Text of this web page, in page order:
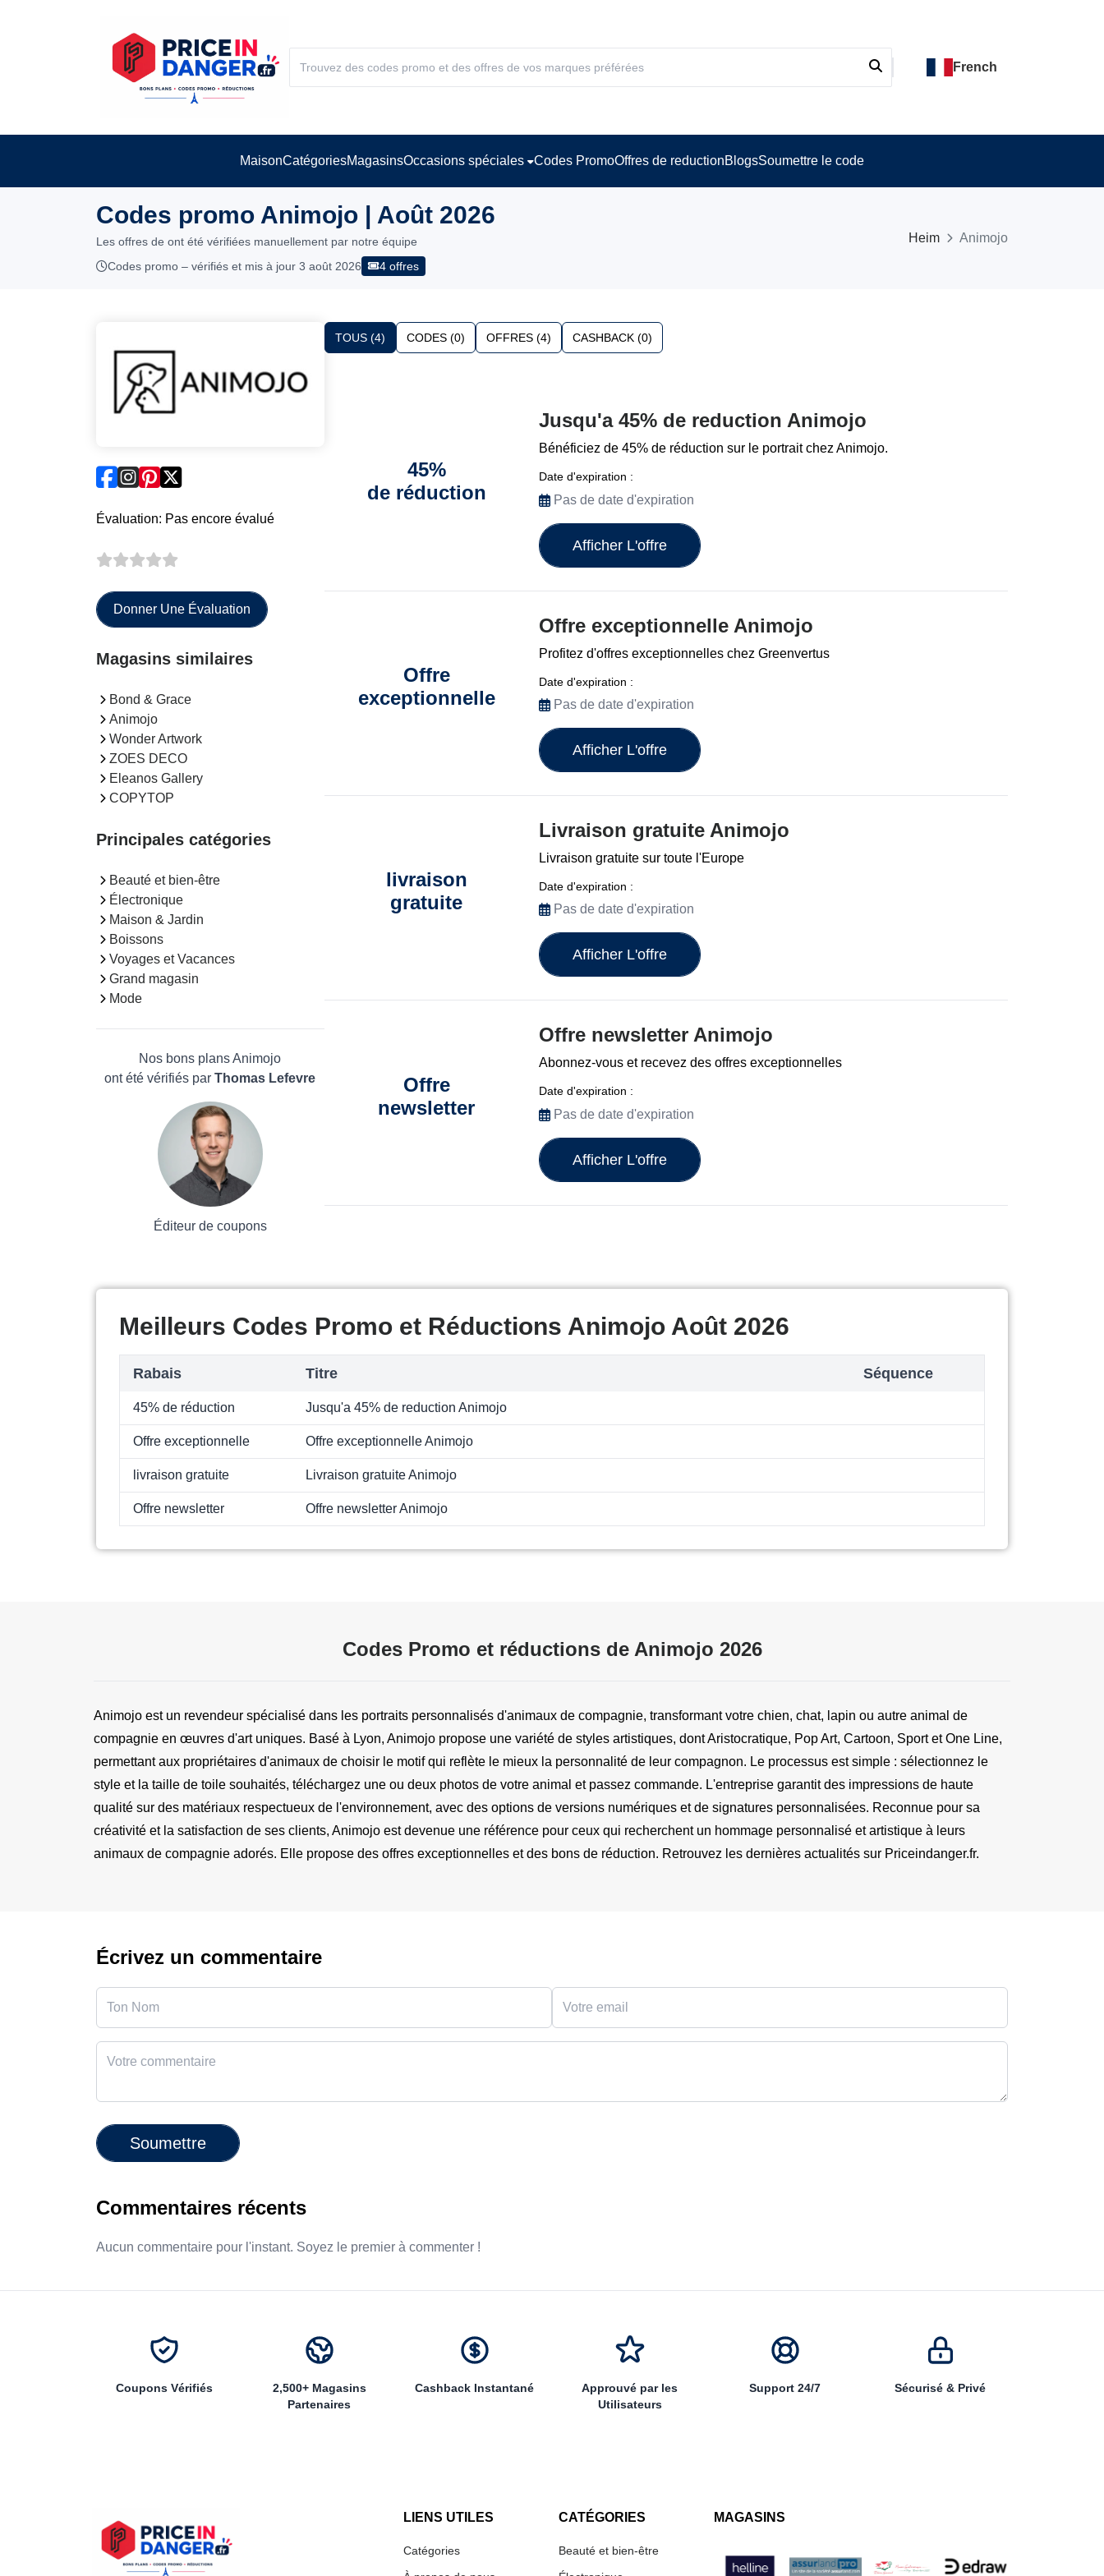
French
MaisonCatégoriesMagasinsOccasions spéciales Codes PromoOffres de reductionBlogsSoumettre le code
Codes promo Animojo | Août 2026
Les offres de ont été vérifiées manuellement par notre équipe
Codes promo – vérifiés et mis à jour 3 août 2026
4 offres
Heim Animojo
Évaluation: Pas encore évalué
Donner Une Évaluation
Magasins similaires
Bond & Grace
Animojo
Wonder Artwork
ZOES DECO
Eleanos Gallery
COPYTOP
Principales catégories
Beauté et bien-être
Électronique
Maison & Jardin
Boissons
Voyages et Vacances
Grand magasin
Mode
Nos bons plans Animojo
ont été vérifiés parThomas Lefevre
Éditeur de coupons
TOUS (4) CODES (0) OFFRES (4) CASHBACK (0)
45%
de réduction
Jusqu'a 45% de reduction Animojo
Bénéficiez de 45% de réduction sur le portrait chez Animojo.
Date d'expiration :
Pas de date d'expiration
Afficher L'offre
Offre
exceptionnelle
Offre exceptionnelle Animojo
Profitez d'offres exceptionnelles chez Greenvertus
Date d'expiration :
Pas de date d'expiration
Afficher L'offre
livraison
gratuite
Livraison gratuite Animojo
Livraison gratuite sur toute l'Europe
Date d'expiration :
Pas de date d'expiration
Afficher L'offre
Offre
newsletter
Offre newsletter Animojo
Abonnez-vous et recevez des offres exceptionnelles
Date d'expiration :
Pas de date d'expiration
Afficher L'offre
Meilleurs Codes Promo et Réductions Animojo Août 2026
Rabais Titre Séquence
45% de réduction Jusqu'a 45% de reduction Animojo
Offre exceptionnelle Offre exceptionnelle Animojo
livraison gratuite Livraison gratuite Animojo
Offre newsletter Offre newsletter Animojo
Codes Promo et réductions de Animojo 2026
Animojo est un revendeur spécialisé dans les portraits personnalisés d'animaux de compagnie, transformant votre chien, chat, lapin ou autre animal de
compagnie en œuvres d'art uniques. Basé à Lyon, Animojo propose une variété de styles artistiques, dont Aristocratique, Pop Art, Cartoon, Sport et One Line,
permettant aux propriétaires d'animaux de choisir le motif qui reflète le mieux la personnalité de leur compagnon. Le processus est simple : sélectionnez le
style et la taille de toile souhaités, téléchargez une ou deux photos de votre animal et passez commande. L'entreprise garantit des impressions de haute
qualité sur des matériaux respectueux de l'environnement, avec des options de versions numériques et de signatures personnalisées. Reconnue pour sa
créativité et la satisfaction de ses clients, Animojo est devenue une référence pour ceux qui recherchent un hommage personnalisé et artistique à leurs
animaux de compagnie adorés. Elle propose des offres exceptionnelles et des bons de réduction. Retrouvez les dernières actualités sur Priceindanger.fr.
Écrivez un commentaire
Soumettre
Commentaires récents
Aucun commentaire pour l'instant. Soyez le premier à commenter !
Coupons Vérifiés
2,500+ Magasins
Partenaires
Cashback Instantané
Approuvé par les
Utilisateurs
Support 24/7 Sécurisé & Privé
LIENS UTILES
Catégories
CATÉGORIES
Beauté et bien-être
MAGASINS